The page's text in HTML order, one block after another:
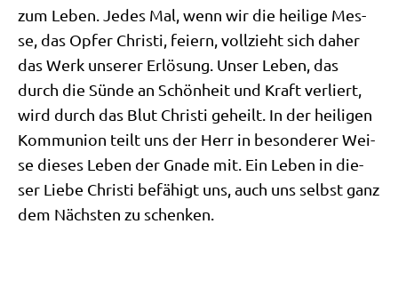
zum Leben. Jedes Mal, wenn wir die hei­li­ge Mes­
se, das Opfer Chri­sti, fei­ern, voll­zieht sich daher
das Werk unse­rer Erlö­sung. Unser Leben, das
durch die Sün­de an Schön­heit und Kraft ver­liert,
wird durch das Blut Chri­sti geheilt. In der hei­li­gen
Kom­mu­ni­on teilt uns der Herr in beson­de­rer Wei­
se die­ses Leben der Gna­de mit. Ein Leben in die­
ser Lie­be Chri­sti befä­higt uns, auch uns selbst ganz
dem Näch­sten zu schenken.